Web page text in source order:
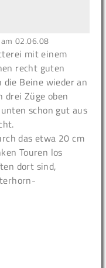
am 02.06.08
mit einem
recht guten
die Beine wieder an
drei Züge oben
schon gut aus
das etwa 20 cm
Touren los
dort sind,